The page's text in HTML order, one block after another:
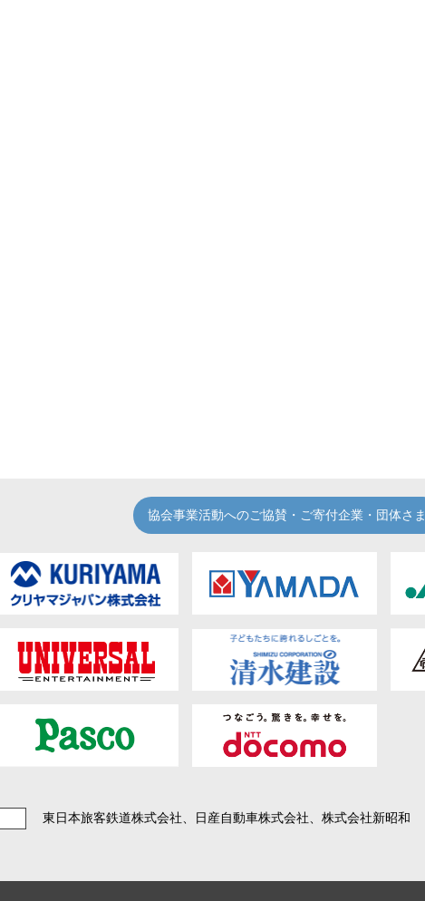
協会事業活動へのご協賛・ご寄付企業・団体さま
東日本旅客鉄道株式会社、日産自動車株式会社、株式会社新昭和